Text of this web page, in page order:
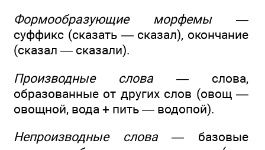
Формообразующие морфемы —
суффикс (сказать — сказал), окончание
(сказал — сказали).
Производные слова — слова,
образованные от других слов (овощ —
овощной, вода + пить — водопой).
Непроизводные слова — базовые